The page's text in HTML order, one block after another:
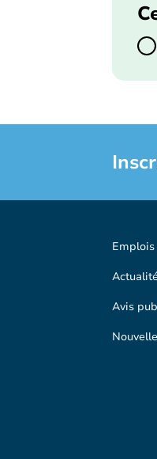
Emplois
Avis